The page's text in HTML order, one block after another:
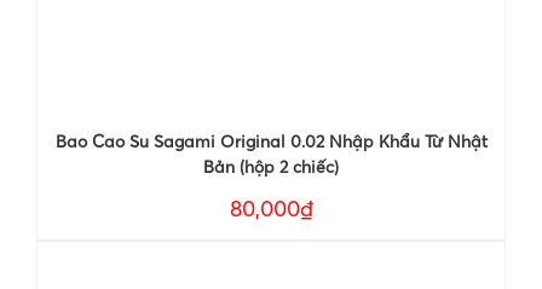
Bao Cao Su Sagami Original 0.02 Nhập Khẩu Từ Nhật
Bản (hộp 2 chiếc)
80,000₫